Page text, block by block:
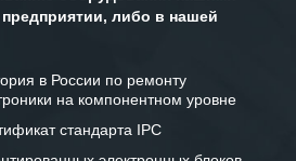
высоко ценим сложившиеся
партнерские
и искренне желаем
компании «555» долгих
успеха и процветания.
либо в нашей
в России по ремонту
на компонентном уровне
стандарта IPC